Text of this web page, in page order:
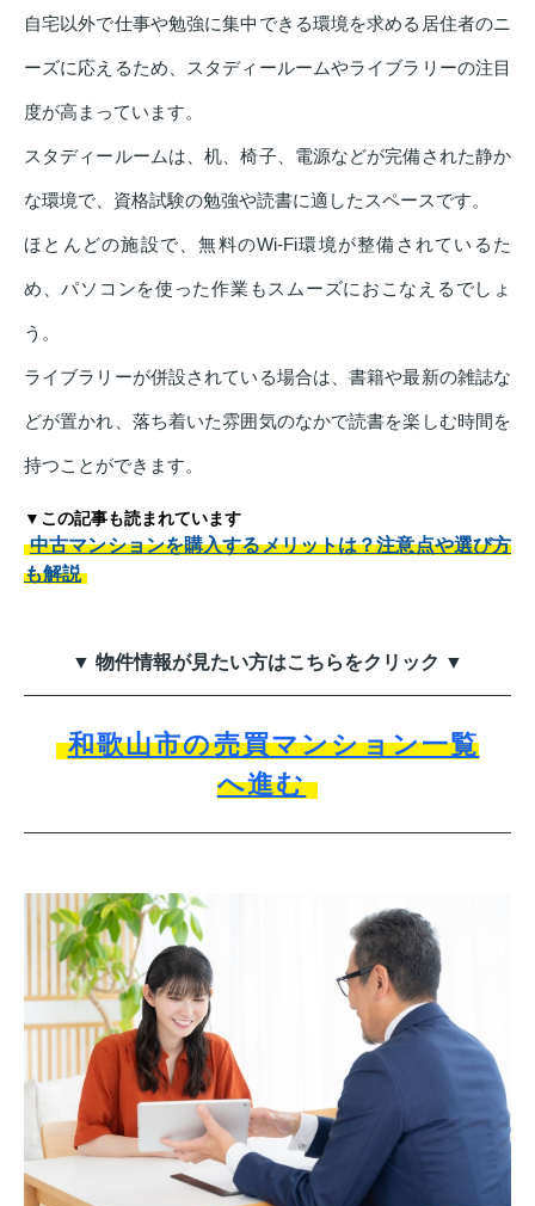
自宅以外で仕事や勉強に集中できる環境を求める居住者のニ
ーズに応えるため、スタディールームやライブラリーの注目
度が高まっています。
スタディールームは、机、椅子、電源などが完備された静か
な環境で、資格試験の勉強や読書に適したスペースです。
ほとんどの施設で、無料のWi-Fi環境が整備されているた
め、パソコンを使った作業もスムーズにおこなえるでしょ
う。
ライブラリーが併設されている場合は、書籍や最新の雑誌な
どが置かれ、落ち着いた雰囲気のなかで読書を楽しむ時間を
持つことができます。
▼この記事も読まれています
中古マンションを購入するメリットは？注意点や選び方
も解説
▼ 物件情報が見たい方はこちらをクリック ▼
和歌山市の売買マンション一覧
へ進む